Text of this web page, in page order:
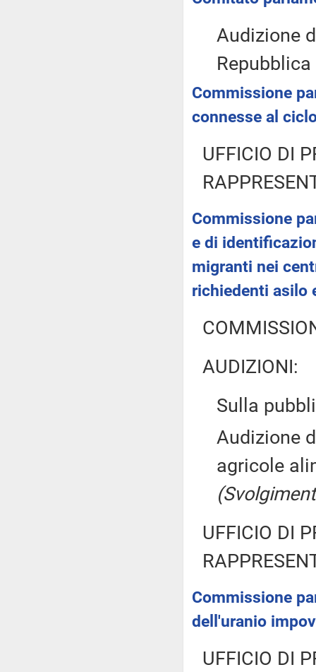
Audizione
Repubblica
Commissione
connesse al
UFFICIO DI
Commissione
e di
migranti nei
richiedenti asilo
AUDIZIONI:
Sulla
Audizione
agricole
UFFICIO DI
Commissione
dell'uranio
UFFICIO DI